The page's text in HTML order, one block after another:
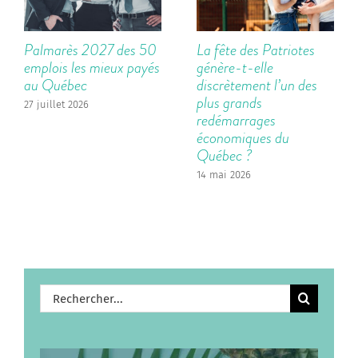
Palmarès 2027 des 50
emplois les mieux payés
au Québec
27 juillet 2026
La fête des Patriotes
génère-t-elle
discrètement l’un des
plus grands
redémarrages
économiques du
Québec ?
14 mai 2026
Rechercher: